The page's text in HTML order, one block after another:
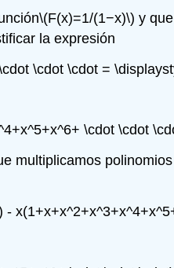
\(F(x)=1/(1−x)\) y
la expresión
\cdot \cdot =
\cdot \cdot
multiplicamos